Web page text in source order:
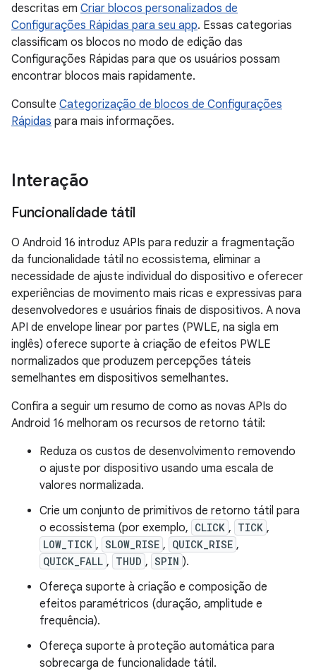
descritas em Criar blocos personalizados de
Configurações Rápidas para seu app. Essas categorias
classificam os blocos no modo de edição das
Configurações Rápidas para que os usuários possam
encontrar blocos mais rapidamente.
Consulte Categorização de blocos de Configurações
Rápidas para mais informações.
Interação
Funcionalidade tátil
O Android 16 introduz APIs para reduzir a fragmentação
da funcionalidade tátil no ecossistema, eliminar a
necessidade de ajuste individual do dispositivo e oferecer
experiências de movimento mais ricas e expressivas para
desenvolvedores e usuários finais de dispositivos. A nova
API de envelope linear por partes (PWLE, na sigla em
inglês) oferece suporte à criação de efeitos PWLE
normalizados que produzem percepções táteis
semelhantes em dispositivos semelhantes.
Confira a seguir um resumo de como as novas APIs do
Android 16 melhoram os recursos de retorno tátil:
Reduza os custos de desenvolvimento removendo
o ajuste por dispositivo usando uma escala de
valores normalizada.
Crie um conjunto de primitivos de retorno tátil para
o ecossistema (por exemplo, CLICK , TICK ,
LOW_TICK , SLOW_RISE , QUICK_RISE ,
QUICK_FALL , THUD , SPIN ).
Ofereça suporte à criação e composição de
efeitos paramétricos (duração, amplitude e
frequência).
Ofereça suporte à proteção automática para
sobrecarga de funcionalidade tátil.